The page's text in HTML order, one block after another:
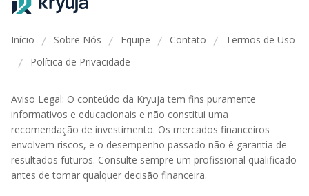
Início / Sobre Nós / Equipe / Contato / Termos de Uso
/ Política de Privacidade
Aviso Legal: O conteúdo da Kryuja tem fins puramente
informativos e educacionais e não constitui uma
recomendação de investimento. Os mercados financeiros
envolvem riscos, e o desempenho passado não é garantia de
resultados futuros. Consulte sempre um profissional qualificado
antes de tomar qualquer decisão financeira.